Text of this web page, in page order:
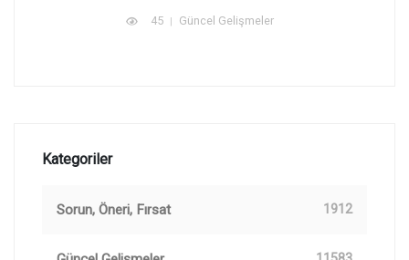
45 Güncel Gelişmeler
Kategoriler
Sorun, Öneri, Fırsat 1912